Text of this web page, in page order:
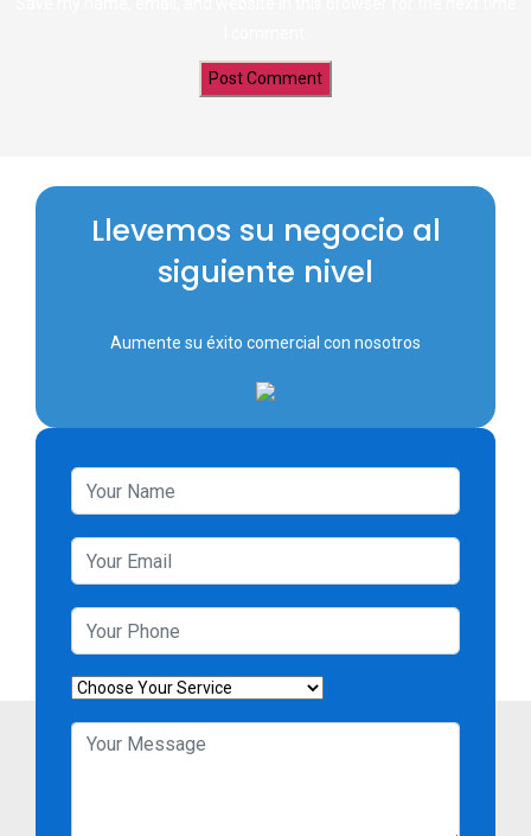
Llevemos su negocio al
siguiente nivel
Aumente su éxito comercial con nosotros